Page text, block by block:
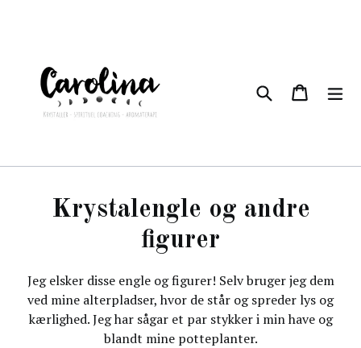
Søg kurv
kurv
Krystalengle og andre
figurer
Jeg elsker disse engle og figurer! Selv bruger jeg dem
ved mine alterpladser, hvor de står og spreder lys og
kærlighed. Jeg har sågar et par stykker i min have og
blandt mine potteplanter.